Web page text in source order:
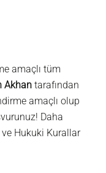
amaçlı tüm
Akhan tarafından
amaçlı olup
Daha
ve Hukuki Kurallar